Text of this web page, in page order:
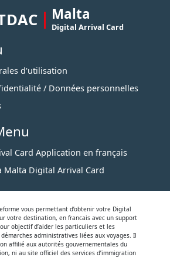
Malta
Digital Arrival Card
d'utilisation
/ Données personnelles
Card Application en français
Malta Digital Arrival Card
vous permettant d’obtenir votre Digital
votre destination, en francais avec un support
objectif d’aider les particuliers et les
administratives liées aux voyages. Il
affilié aux autorités gouvernementales du
ni au site officiel des services d’immigration